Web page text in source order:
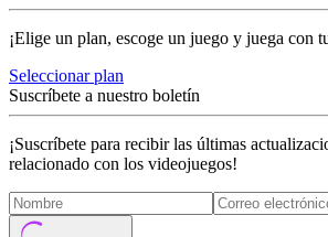
¡Elige un plan, escoge un juego y juega con
Seleccionar plan
Suscríbete a nuestro boletín
¡Suscríbete para recibir las últimas
relacionado con los videojuegos!